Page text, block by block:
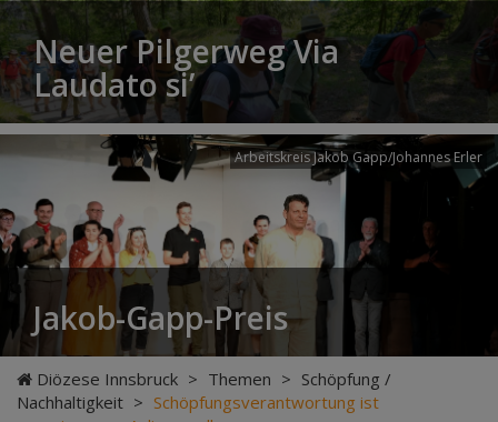
Neuer Pilgerweg Via
Laudato si’
Arbeitskreis Jakob Gapp/Johannes Erler
Jakob-Gapp-Preis
Diözese Innsbruck > Themen > Schöpfung /
Nachhaltigkeit > Schöpfungsverantwortung ist